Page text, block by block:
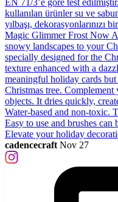
cadencecraft Nov 27